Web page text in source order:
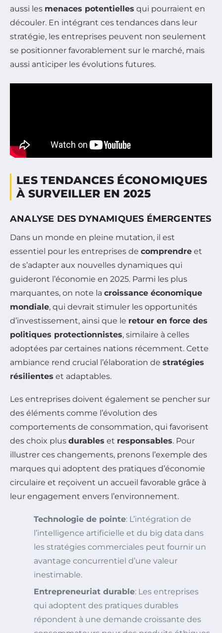
aussi les menaces potentielles qui pourraient en
découler. En intégrant ces tendances dans leur
stratégie, les entreprises peuvent non seulement
se positionner favorablement sur le marché, mais
aussi anticiper les évolutions futures.
LES TENDANCES ÉCONOMIQUES
À SURVEILLER EN 2025
ANALYSE DES DYNAMIQUES ÉMERGENTES
Dans un monde en pleine mutation, il est
essentiel pour les entreprises de comprendre et
de s’adapter aux nouvelles dynamiques qui
guideront l’économie en 2025. Parmi les plus
marquantes, on note la croissance économique
mondiale, qui devrait stimuler les opportunités
d’investissement, ainsi que le retour en force des
politiques protectionnistes, similaire à celles
adoptées par certaines nations récemment. Cette
ambiance rend crucial l’élaboration de stratégies
résilientes et adaptables.
Les entreprises doivent également se pencher sur
des éléments comme l’évolution des
comportements de consommation, qui favorisent
des choix plus durables et responsables. Pour
illustrer ces changements, prenons l’exemple des
marques qui adoptent des pratiques d’économie
circulaire et reçoivent un accueil favorable grâce à
leur engagement envers l’environnement.
Technologie de pointe: L’intégration de
l’intelligence artificielle et du big data dans
les stratégies commerciales peut fournir un
avantage concurrentiel d’une valeur
inestimable.
Entrepreneuriat durable: Les entreprises
qui adoptent des pratiques durables
répondent à une demande croissante des